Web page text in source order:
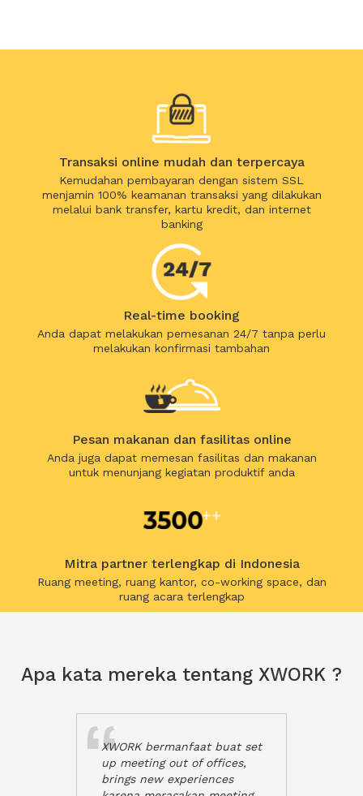
Transaksi online mudah dan terpercaya
Kemudahan pembayaran dengan sistem SSL
menjamin 100% keamanan transaksi yang dilakukan
melalui bank transfer, kartu kredit, dan internet
banking
Real-time booking
Anda dapat melakukan pemesanan 24/7 tanpa perlu
melakukan konfirmasi tambahan
Pesan makanan dan fasilitas online
Anda juga dapat memesan fasilitas dan makanan
untuk menunjang kegiatan produktif anda
Mitra partner terlengkap di Indonesia
Ruang meeting, ruang kantor, co-working space, dan
ruang acara terlengkap
Apa kata mereka tentang XWORK ?
XWORK bermanfaat buat set
up meeting out of offices,
brings new experiences